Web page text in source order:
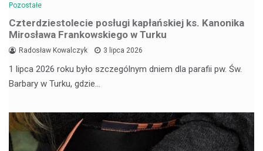
Pozostałe
Czterdziestolecie posługi kapłańskiej ks. Kanonika
Mirosława Frankowskiego w Turku
Radosław Kowalczyk 3 lipca 2026
1 lipca 2026 roku było szczególnym dniem dla parafii pw. Św.
Barbary w Turku, gdzie…